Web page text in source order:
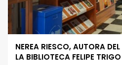
NEREA RIESCO, AUTORA
LA BIBLIOTECA FELIPE TRIGO